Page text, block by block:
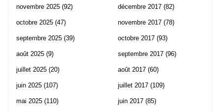
novembre 2025 (92)
octobre 2025 (47)
septembre 2025 (39)
août 2025 (9)
juillet 2025 (20)
juin 2025 (107)
mai 2025 (110)
décembre 2017 (82)
novembre 2017 (78)
octobre 2017 (93)
septembre 2017 (96)
août 2017 (60)
juillet 2017 (109)
juin 2017 (85)